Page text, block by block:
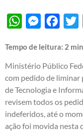
WhatsAppMessenger
Tempo de leitura: 2
Ministério Público
com pedido de liminar
de Tecnologia e
revisem todos os
indeferidos, até o
ação foi movida nesta